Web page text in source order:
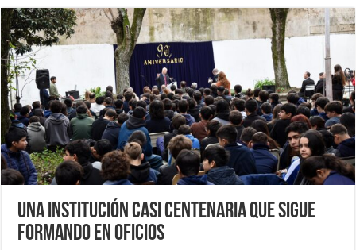
Una institución casi centenaria que sigue
formando en oficios